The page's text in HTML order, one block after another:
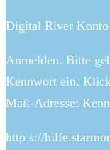
Digital River
Anmelden. Bitte
Kennwort ein.
Mail-Adresse:
http s://